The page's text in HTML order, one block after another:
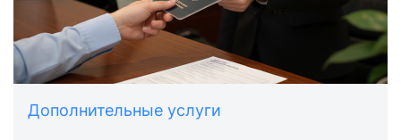
Дополнительные услуги